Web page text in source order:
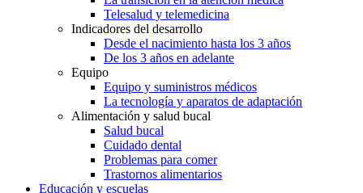
Telesalud y telemedicina
Indicadores del desarrollo
Desde el nacimiento hasta los 3 años
De los 3 años en adelante
Equipo
Equipo y suministros médicos
La tecnología y aparatos de adaptación
Alimentación y salud bucal
Salud bucal
Cuidado dental
Problemas para comer
Trastornos alimentarios
Educación y escuelas